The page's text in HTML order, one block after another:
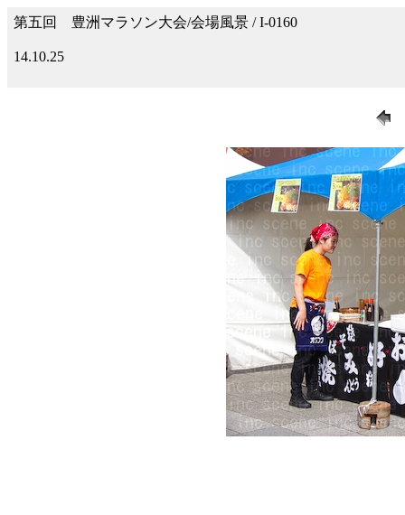
第五回 豊洲マラソン大会/会場風景 / I-0160
14.10.25